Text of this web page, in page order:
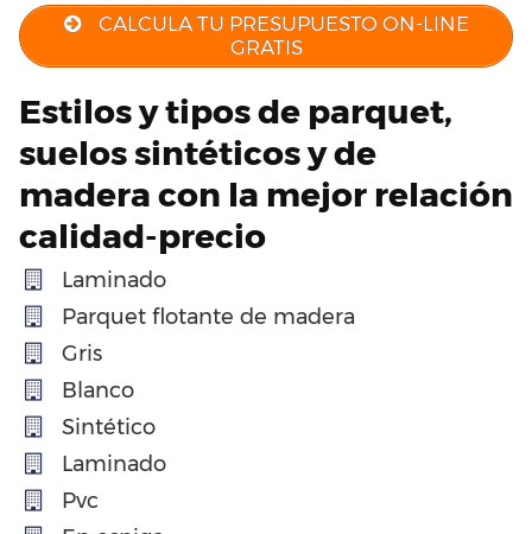
CALCULA TU PRESUPUESTO ON-LINE
GRATIS
Estilos y tipos de parquet,
suelos sintéticos y de
madera con la mejor relación
calidad-precio
Laminado
Parquet flotante de madera
Gris
Blanco
Sintético
Laminado
Pvc